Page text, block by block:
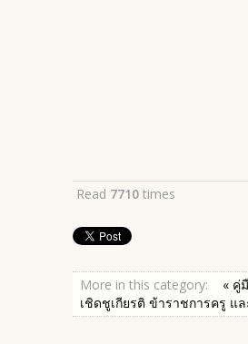
Read 7710 times
More in this category: « คู่
เชิดชูเกียรติ ข้าราชการครู แ